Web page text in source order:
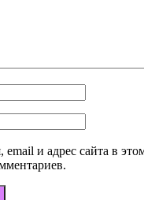
и адрес сайта в